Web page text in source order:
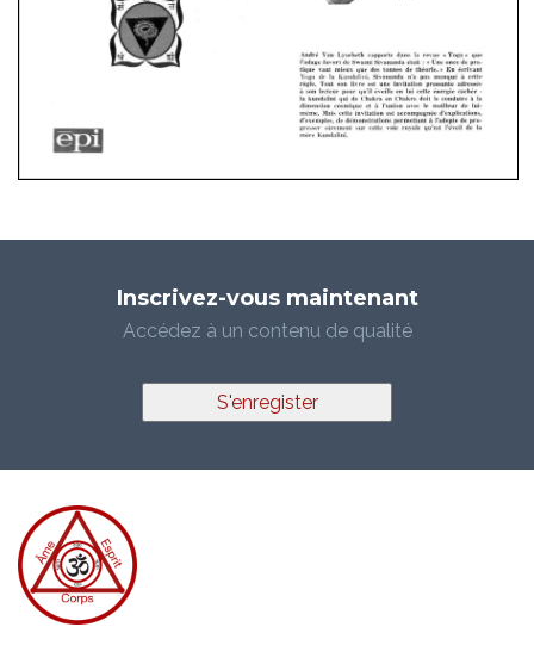
Inscrivez-vous maintenant
Accédez à un contenu de qualité
S'enregister